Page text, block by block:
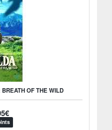
OF THE WILD